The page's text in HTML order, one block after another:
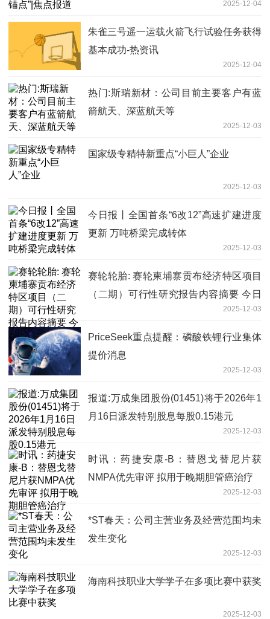
2025-12-04
朱雀三号遥一运载火箭飞行试验任务获得
基本成功-热资讯
2025-12-04
热门:斯瑞新材：公司目前主要客户有蓝
箭航天、深蓝航天等
2025-12-03
国家级专精特新重点“小巨人”企业
2025-12-03
今日报丨全国首条“6改12”高速扩建进度
更新 万吨桥梁完成转体
2025-12-03
赛轮轮胎: 赛轮柬埔寨贡布经济特区项目
（二期）可行性研究报告内容摘要 今日
2025-12-03
PriceSeek重点提醒：磷酸铁锂行业集体
提价消息
2025-12-03
报道:万成集团股份(01451)将于2026年1
月16日派发特别股息每股0.15港元
2025-12-03
时讯：药捷安康-B：替恩戈替尼片获
NMPA优先审评 拟用于晚期胆管癌治疗
2025-12-03
*ST春天：公司主营业务及经营范围均未
发生变化
2025-12-03
海南科技职业大学学子在多项比赛中获奖
2025-12-03